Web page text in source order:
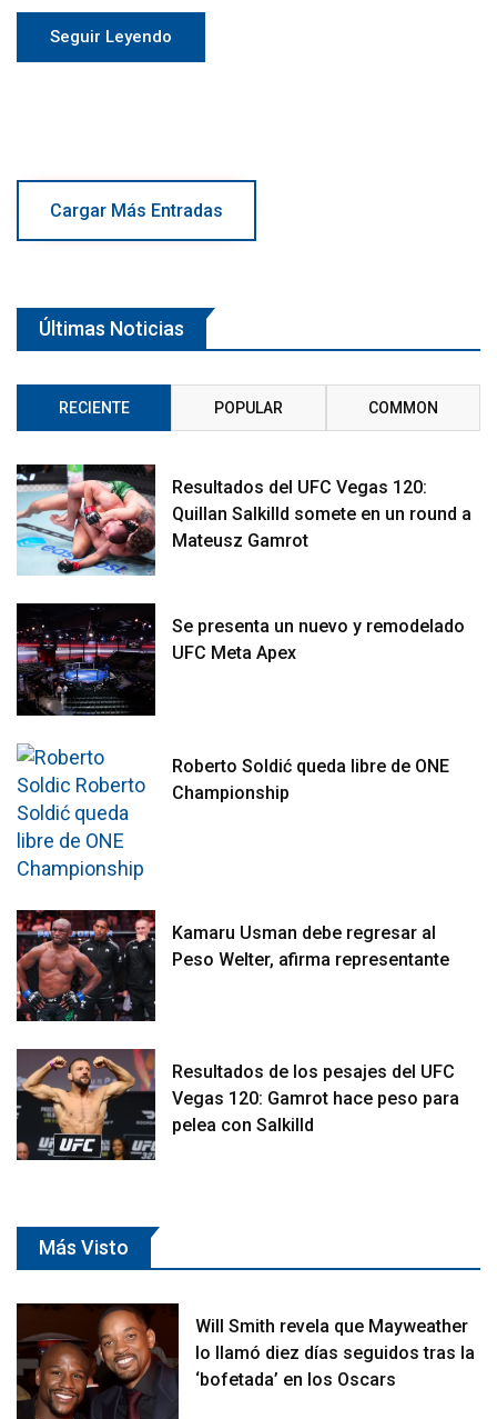
Seguir Leyendo
Cargar Más Entradas
Últimas Noticias
RECIENTE POPULAR COMMON
Resultados del UFC Vegas 120:
Quillan Salkilld somete en un round a
Mateusz Gamrot
Se presenta un nuevo y remodelado
UFC Meta Apex
Roberto Soldić queda libre de ONE
Championship
Kamaru Usman debe regresar al
Peso Welter, afirma representante
Resultados de los pesajes del UFC
Vegas 120: Gamrot hace peso para
pelea con Salkilld
Más Visto
Will Smith revela que Mayweather
lo llamó diez días seguidos tras la
‘bofetada’ en los Oscars